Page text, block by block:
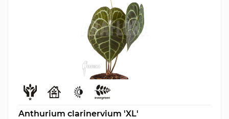
Anthurium clarinervium 'XL'